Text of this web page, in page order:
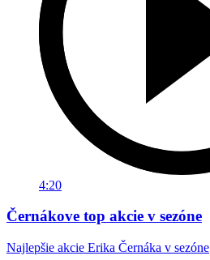
4:20
Černákove top akcie v sezóne
Najlepšie akcie Erika Černáka v sezóne